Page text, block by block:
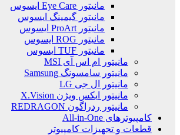
مانیتور Eye Care ایسوس
مانیتور گیمینگ ایسوس
مانیتور ProArt ایسوس
مانیتور ROG ایسوس
مانیتور TUF ایسوس
مانیتور ام اس آی MSI
مانیتور سامسونگ Samsung
مانیتور ال جی LG
مانیتور ایکس ویژن X.Vision
مانیتور ردراگون REDRAGON
کامپیوترهای All-in-One
قطعات و تجهیزات کامپیوتر